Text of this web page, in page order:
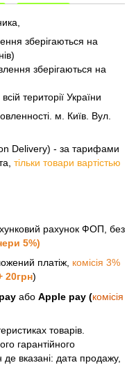
зберігаються на
зберігаються на
території України
м. Київ. Вул.
Delivery) - за тарифами
тільки товари вартістью
рахунок ФОП, без
5%)
платіж, комісія 3%
20грн)
або Apple pay (комісія
товарів.
гарантійного
вказані: дата продажу,